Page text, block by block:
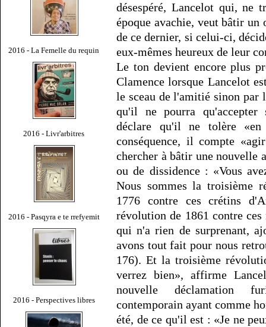
2016 - La Femelle du requin
2016 - Livr'arbitres
2016 - Pasqyra e te rrefyemit
2016 - Perspectives libres
désespéré, Lancelot qui, ne
époque avachie, veut bâtir un
de ce dernier, si celui-ci,
eux-mêmes heureux de leur
Le ton devient encore plus
Clamence lorsque Lancelot
le sceau de l'amitié sinon par
qu'il ne pourra
déclare qu'il ne tolère «en
conséquence, il compte
chercher à bâtir une nouvelle
ou de dissidence : «Vous
Nous sommes la troisième
1776 contre ces crétins
révolution de 1861 contre ces
qui n'a rien de surprenant,
avons tout fait pour nous
176). Et la troisième
verrez bien», affirme
nouvelle déclamation
contemporain ayant comme
été, de ce qu'il est : «Je ne